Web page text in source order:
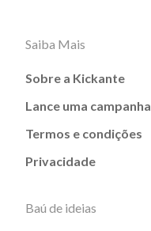
Saiba Mais
Sobre a Kickante
Lance uma campanha
Termos e condições
Privacidade
Baú de ideias